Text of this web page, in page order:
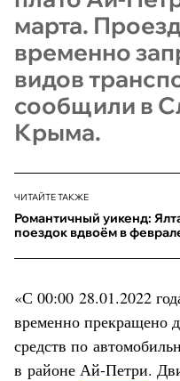
марта.
временно
видов
сообщили в
Крыма.
ЧИТАЙТЕ ТАКЖЕ
Романтичный уикенд:
поездок вдвоём в
«С 00:00 28.01.2022
временно прекращено
средств по
в районе Ай-Петри.